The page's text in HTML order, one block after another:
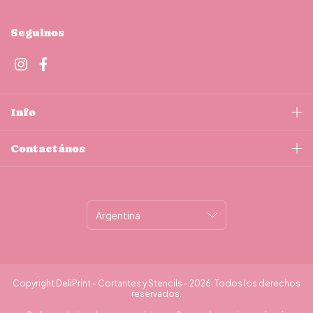
Seguinos
Info
Contactános
Copyright DeliPrint - Cortantes y Stencils - 2026. Todos los derechos
reservados.